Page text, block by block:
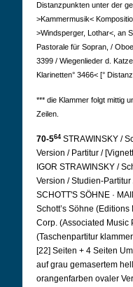
Distanzpunkten unter der
>Kammermusik<
>Windsperger, Lothar<, an
Pastorale für Sopran, /
3399 / Wiegenlieder d.
Klarinetten° 3466< [°
*** die Klammer folgt mittig
Zeilen.
70-564 STRAWINSKY /
Version / Partitur /
IGOR STRAWINSKY /
Version / Studien-
SCHOTT'S SÖHNE ·
Schott’s Söhne
Corp. (Associated Music
(Taschenpartitur
[22] Seiten + 4 Seiten
auf grau gemasertem
orangenfarben ovaler